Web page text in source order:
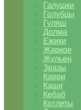
Галушки
Голубцы
Гуляш
Долма
Ежики
Жаркое
Жульен
Зразы
Карри
Каши
Кебаб
Котлеты